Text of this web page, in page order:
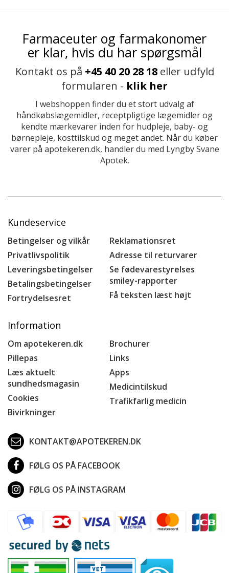
Farmaceuter og farmakonomer
er klar, hvis du har spørgsmål
Kontakt os på +45 40 20 28 18eller udfyld
formularen - klik her
I webshoppen finder du et stort udvalg af
håndkøbslægemidler, receptpligtige lægemidler og
kendte mærkevarer inden for hudpleje, baby- og
børnepleje, kosttilskud og meget andet. Når du køber
varer på apotekeren.dk, handler du med Lyngby Svane
Apotek.
Kundeservice
Betingelser og vilkår
Privatlivspolitik
Leveringsbetingelser
Betalingsbetingelser
Fortrydelsesret
Reklamationsret
Adresse til returvarer
Se fødevarestyrelses
smiley-rapporter
Få teksten læst højt
Information
Om apotekeren.dk
Pillepas
Læs aktuelt
sundhedsmagasin
Cookies
Bivirkninger
Brochurer
Links
Apps
Medicintilskud
Trafikfarlig medicin
KONTAKT@APOTEKEREN.DK
FØLG OS PÅ FACEBOOK
FØLG OS PÅ INSTAGRAM